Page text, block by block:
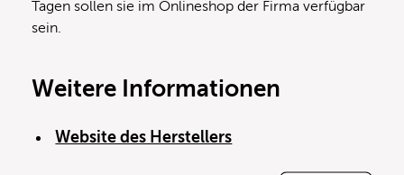
Tagen sollen sie im Onlineshop der Firma verfügbar
sein.
Weitere Informationen
Website des Herstellers